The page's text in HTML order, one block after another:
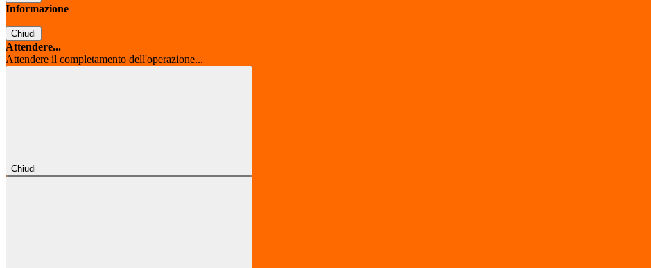
Informazione
Chiudi
Attendere...
Attendere il completamento dell'operazione...
Chiudi